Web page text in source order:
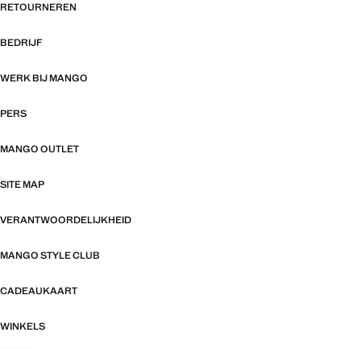
RETOURNEREN
BEDRIJF
WERK BIJ MANGO
PERS
MANGO OUTLET
SITE MAP
VERANTWOORDELIJKHEID
MANGO STYLE CLUB
CADEAUKAART
WINKELS